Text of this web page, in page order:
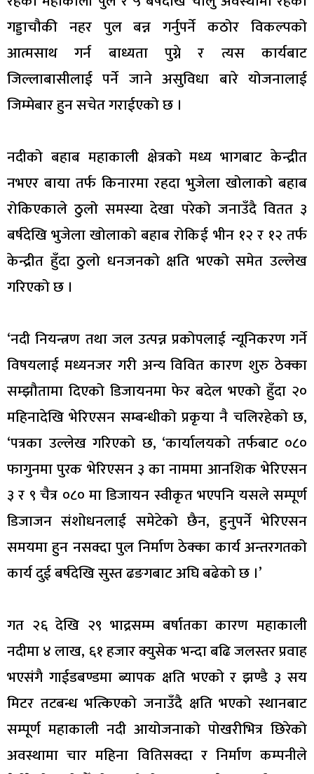
गड्डाचौकी नहर पुल बन्न गर्नुपर्ने कठोर विकल्पको
आत्मसाथ गर्न बाध्यता पुग्ने र त्यस कार्यबाट
जिल्लाबासीलाई पर्ने जाने असुविधा बारे योजनालाई
जिम्मेबार हुन सचेत गराईएको छ ।
नदीको बहाब महाकाली क्षेत्रको मध्य भागबाट केन्द्रीत
नभएर बाया तर्फ किनारमा रहदा भुजेला खोलाको बहाब
रोकिएकाले ठुलो समस्या देखा परेको जनाउँदै वितत ३
बर्षदेखि भुजेला खोलाको बहाब रोकिई भीन १२ र १२ तर्फ
केन्द्रीत हुँदा ठुलो धनजनको क्षति भएको समेत उल्लेख
गरिएको छ ।
‘नदी नियन्त्रण तथा जल उत्पन्न प्रकोपलाई न्यूनिकरण गर्ने
विषयलाई मध्यनजर गरी अन्य विवित कारण शुरु ठेक्का
सम्झौतामा दिएको डिजायनमा फेर बदेल भएको हुँदा २०
महिनादेखि भेरिएसन सम्बन्धीको प्रकृया नै चलिरहेको छ,
‘पत्रका उल्लेख गरिएको छ, ‘कार्यालयको तर्फबाट ०८०
फागुनमा पुरक भेरिएसन ३ का नाममा आनशिक भेरिएसन
३ र ९ चैत्र ०८० मा डिजायन स्वीकृत भएपनि यसले सम्पूर्ण
डिजाजन संशोधनलाई समेटेको छैन, हुनुपर्ने भेरिएसन
समयमा हुन नसक्दा पुल निर्माण ठेक्का कार्य अन्तरगतको
कार्य दुई बर्षदेखि सुस्त ढङगबाट अघि बढेको छ ।’
गत २६ देखि २९ भाद्रसम्म बर्षातका कारण महाकाली
नदीमा ४ लाख, ६१ हजार क्युसेक भन्दा बढि जलस्तर प्रवाह
भएसंगै गाईडबण्डमा ब्यापक क्षति भएको र झण्डै ३ सय
मिटर तटबन्ध भत्किएको जनाउँदै क्षति भएको स्थानबाट
सम्पूर्ण महाकाली नदी आयोजनाको पोखरीभित्र छिरेको
अवस्थामा चार महिना वितिसक्दा र निर्माण कम्पनीले